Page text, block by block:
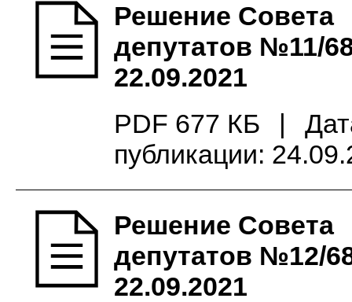
Решение Совета
депутатов №11/
22.09.2021
PDF 677 КБ
|
публикации:
Решение Совета
депутатов №12/
22.09.2021